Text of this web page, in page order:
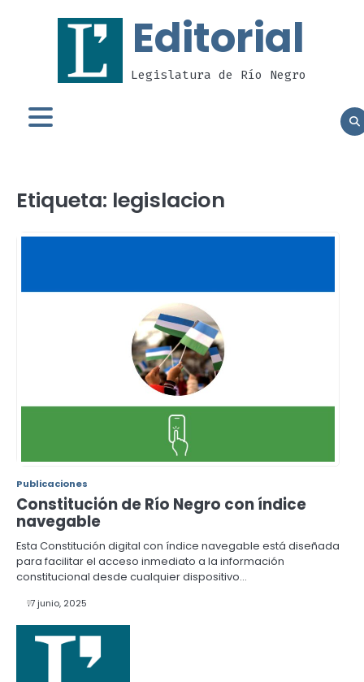
Editorial
Legislatura de Río Negro
Etiqueta: legislacion
Publicaciones
Constitución de Río Negro con índice
navegable
Esta Constitución digital con índice navegable está diseñada
para facilitar el acceso inmediato a la información
constitucional desde cualquier dispositivo…
17 junio, 2025